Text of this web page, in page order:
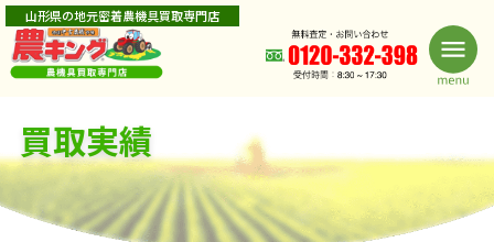
山形県の地元密着農機具買取専門店
買取実績